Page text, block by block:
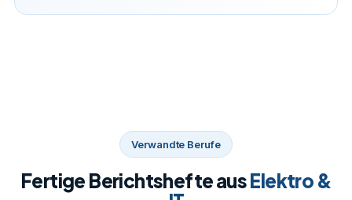
Verwandte Berufe
Fertige Berichtshefte ausElektro &